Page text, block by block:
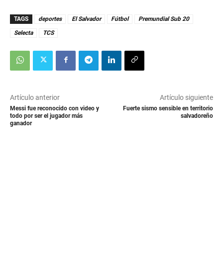
TAGS deportes El Salvador Fútbol
Premundial Sub 20
Selecta
TCS
Artículo anterior
Messi fue reconocido con video y
todo por ser el jugador más
ganador
Artículo siguiente
Fuerte sismo sensible en territorio
salvadoreño